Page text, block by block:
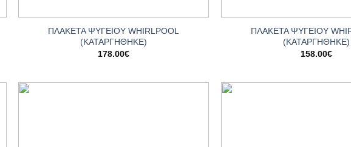
ΠΛΑΚΕΤΑ ΨΥΓΕΙΟΥ WHIRLPOOL
(ΚΑΤΑΡΓΗΘΗΚΕ)
178.00€
ΠΛΑΚΕΤΑ ΨΥΓΕΙΟΥ
(ΚΑΤΑΡΓΗΘΗΚΕ)
158.00€